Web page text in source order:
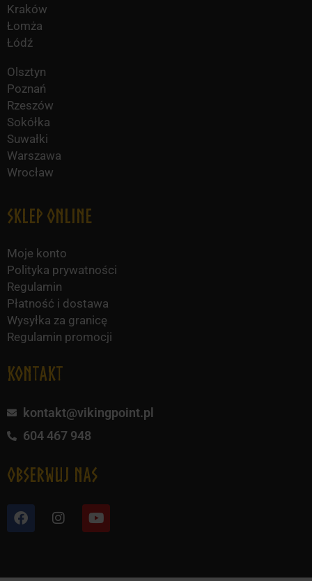
Kraków
Łomża
Łódź
Olsztyn
Poznań
Rzeszów
Sokółka
Suwałki
Warszawa
Wrocław
Sklep online
Moje konto
Polityka prywatności
Regulamin
Płatność i dostawa
Wysyłka za granicę
Regulamin promocji
KONTAKT
kontakt@vikingpoint.pl
604 467 948
obserwuj nas